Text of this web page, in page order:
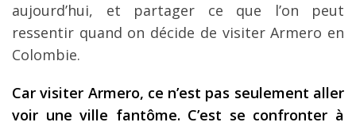
aujourd’hui, et partager ce que l’on peut
ressentir quand on décide de visiter Armero en
Colombie.
Car visiter Armero, ce n’est pas seulement aller
voir une ville fantôme. C’est se confronter à